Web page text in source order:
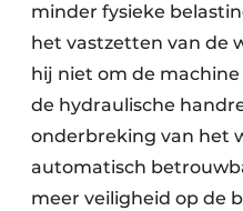
minder fysieke
het vastzetten van de
hij niet om de
de hydraulische
onderbreking van het
automatisch
meer veiligheid op de